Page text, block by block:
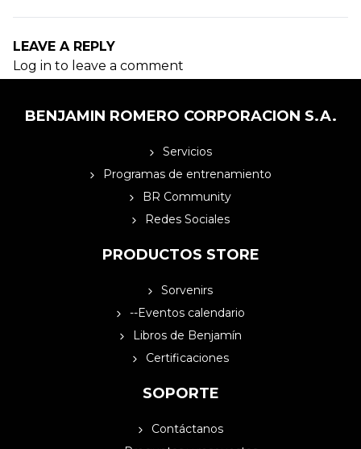
LEAVE A REPLY
Log in to leave a comment
BENJAMIN ROMERO CORPORACION S.A.
Servicios
Programas de entrenamiento
BR Community
Redes Sociales
PRODUCTOS STORE
Sorvenirs
--Eventos calendario
Libros de Benjamín
Certificaciones
SOPORTE
Contáctanos